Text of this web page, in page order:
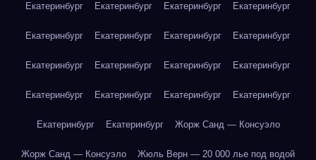
Екатеринбург Екатеринбург Екатеринбург Екатеринбург
Екатеринбург Екатеринбург Екатеринбург Екатеринбург
Екатеринбург Екатеринбург Екатеринбург Екатеринбург
Екатеринбург Екатеринбург Екатеринбург Екатеринбург
Екатеринбург Екатеринбург Жорж Санд — Консуэло
Жорж Санд — Консуэло Жюль Верн — 20 000 лье под водой